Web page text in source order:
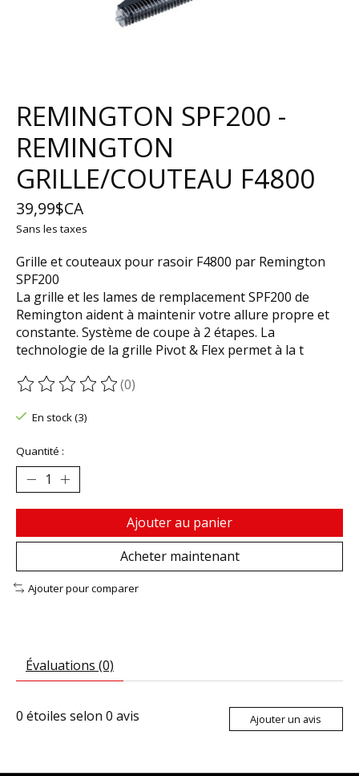
REMINGTON SPF200 -
REMINGTON
GRILLE/COUTEAU F4800
39,99$CA
Sans les taxes
Grille et couteaux pour rasoir F4800 par Remington
SPF200
La grille et les lames de remplacement SPF200 de
Remington aident à maintenir votre allure propre et
constante. Système de coupe à 2 étapes. La
technologie de la grille Pivot & Flex permet à la t
Ce produit est évalué à
(0)
En stock (3)
Quantité :
Ajouter au panier
Acheter maintenant
Ajouter pour comparer
Évaluations (0)
0 étoiles selon 0 avis Ajouter un avis